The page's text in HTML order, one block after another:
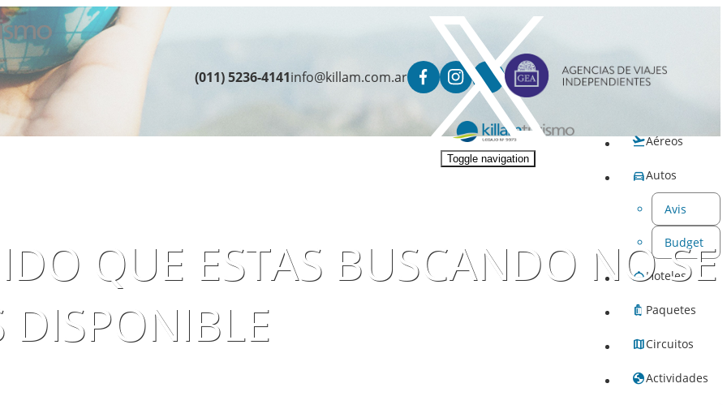
(011) 5236-4141info@killam.com.ar
Toggle navigation
Aéreos
Autos
Avis
Budget
Hoteles
Paquetes
Circuitos
Actividades
QUE ESTAS BUSCANDO NO SE
DISPONIBLE